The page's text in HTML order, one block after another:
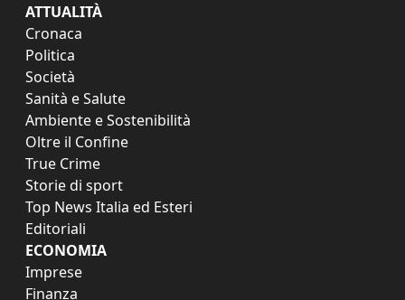
ATTUALITÀ
Cronaca
Politica
Società
Sanità e Salute
Ambiente e Sostenibilità
Oltre il Confine
True Crime
Storie di sport
Top News Italia ed Esteri
Editoriali
ECONOMIA
Imprese
Finanza